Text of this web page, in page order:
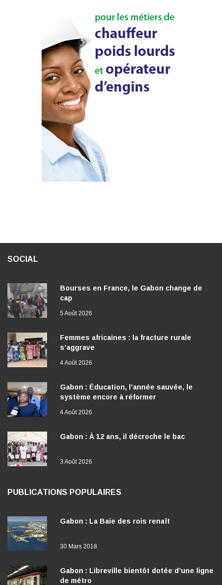
SOCIAL
Bourses en France, le Gabon change de
cap
5 Août 2026
Femmes africaines : la fracture rurale
s’aggrave
4 Août 2026
Gabon : Éducation, l’année sauvée, le
système encore à réformer
4 Août 2026
Gabon : À 12 ans, il décroche le bac
3 Août 2026
PUBLICATIONS POPULAIRES
Gabon : La Baie des rois renaît
30 Mars 2018
Gabon : Libreville bientôt dotée d’une ligne
de métro